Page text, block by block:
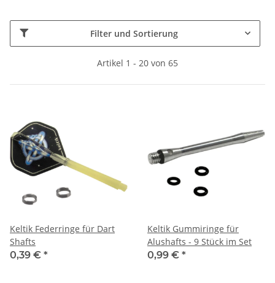
Filter und Sortierung
Artikel 1 - 20 von 65
Keltik Federringe für Dart
Shafts
0,39 € *
Keltik Gummiringe für
Alushafts - 9 Stück im Set
0,99 € *